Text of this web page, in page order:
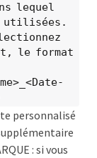
lequel
utilisées.
le format
personnalisé
: si vous